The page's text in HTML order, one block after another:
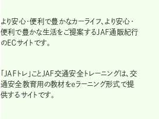
より安心・便利で豊かなカーライフ、より安心・
便利で豊かな生活をご提案するJAF通販紀行
のECサイトです。
「JAFトレ」ことJAF交通安全トレーニングは、交
通安全教育用の教材をeラーニング形式で提
供するサイトです。